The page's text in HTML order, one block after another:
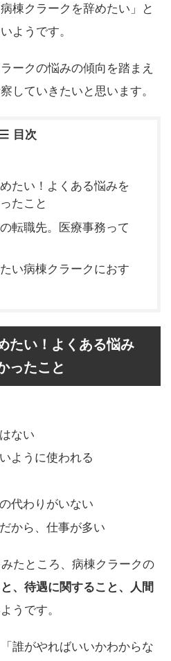
棟クラークを辞めたい」と
ようです。
ークの悩みの傾向を踏まえ
していきたいと思います。
目次
たい！よくある悩みを
たこと
転職先。医療事務って
い病棟クラークにおす
たい！よくある悩み
ったこと
ない
ように使われる
代わりがいない
から、仕事が多い
たところ、病棟クラークの
、待遇に関すること、人間
うです。
誰がやればいいかわからな